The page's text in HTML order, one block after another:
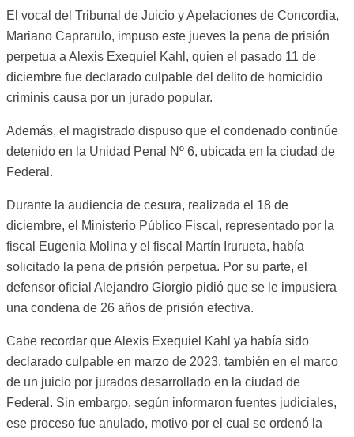
El vocal del Tribunal de Juicio y Apelaciones de Concordia,
Mariano Caprarulo, impuso este jueves la pena de prisión
perpetua a Alexis Exequiel Kahl, quien el pasado 11 de
diciembre fue declarado culpable del delito de homicidio
criminis causa por un jurado popular.
Además, el magistrado dispuso que el condenado continúe
detenido en la Unidad Penal Nº 6, ubicada en la ciudad de
Federal.
Durante la audiencia de cesura, realizada el 18 de
diciembre, el Ministerio Público Fiscal, representado por la
fiscal Eugenia Molina y el fiscal Martín Irurueta, había
solicitado la pena de prisión perpetua. Por su parte, el
defensor oficial Alejandro Giorgio pidió que se le impusiera
una condena de 26 años de prisión efectiva.
Cabe recordar que Alexis Exequiel Kahl ya había sido
declarado culpable en marzo de 2023, también en el marco
de un juicio por jurados desarrollado en la ciudad de
Federal. Sin embargo, según informaron fuentes judiciales,
ese proceso fue anulado, motivo por el cual se ordenó la